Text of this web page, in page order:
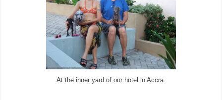
At the inner yard of our hotel in Accra.